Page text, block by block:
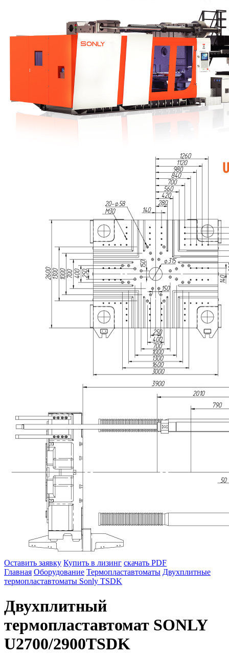
Оставить заявку Купить в лизинг скачать PDF
Главная Оборудование Термопластавтоматы Двухплитные
термопластавтоматы Sonly TSDK
Двухплитный
термопластавтомат SONLY
U2700/2900TSDK